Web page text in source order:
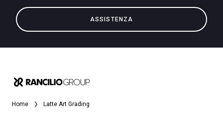
ASSISTENZA
Home Latte Art Grading
Tutti
Prodotti
News
Altro